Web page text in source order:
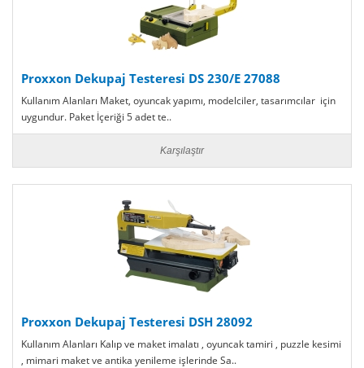
Proxxon Dekupaj Testeresi DS 230/E 27088
Kullanım Alanları Maket, oyuncak yapımı, modelciler, tasarımcılar için
uygundur. Paket İçeriği 5 adet te..
Karşılaştır
Proxxon Dekupaj Testeresi DSH 28092
Kullanım Alanları Kalıp ve maket imalatı , oyuncak tamiri , puzzle kesimi
, mimari maket ve antika yenileme işlerinde Sa..